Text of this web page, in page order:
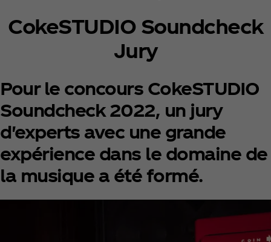
CokeSTUDIO Soundcheck
Jury
Pour le concours CokeSTUDIO
Soundcheck 2022, un jury
d'experts avec une grande
expérience dans le domaine de
la musique a été formé.